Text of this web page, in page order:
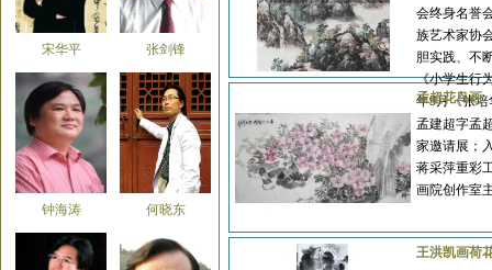
宋华平 张剑锋
钟海涛 何晓东
会终身名誉
族艺术家协
胆实践、不
《小学生行
年9月《张
孟超花鸟画
孟建超字孟
家邀请展；
蒋采萍重彩
画院创作室
王洪凯画荷